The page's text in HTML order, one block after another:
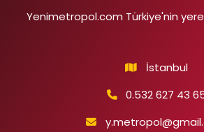
Yenimetropol.com Türkiye'nin
İstanbul
0.532 627 43